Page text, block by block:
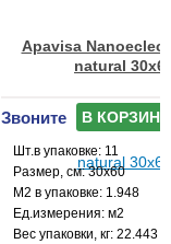
Apavisa
natural
Звоните В КОРЗИНУ
Шт.в упаковке: 11
Размер, см: 30x60
М2 в упаковке: 1.948
Ед.измерения: м2
Веc упаковки, кг: 22.443